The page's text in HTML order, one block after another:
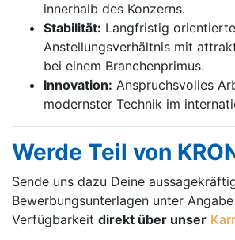
innerhalb des Konzerns.
Stabilität: Langfristig
Anstellungsverhältnis mit
bei einem Branchenprimus.
Innovation: Anspruchsvolles
modernster Technik im
Werde Teil von
Sende uns dazu Deine
Bewerbungsunterlagen unter
Verfügbarkeit direkt über unser